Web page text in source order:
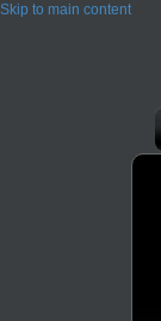
Skip to main content